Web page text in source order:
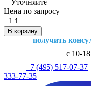
Уточняйте
Цена по запросу
1
В корзину
получить
с 10-
+7 (495) 517-07-37
333-77-35